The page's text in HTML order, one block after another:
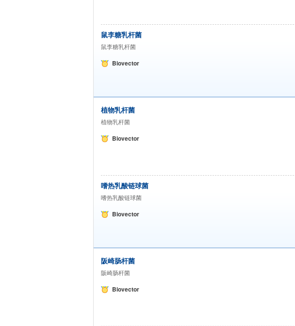
鼠李糖乳杆菌
鼠李糖乳杆菌
Biovector
植物乳杆菌
植物乳杆菌
Biovector
嗜热乳酸链球菌
嗜热乳酸链球菌
Biovector
阪崎肠杆菌
阪崎肠杆菌
Biovector